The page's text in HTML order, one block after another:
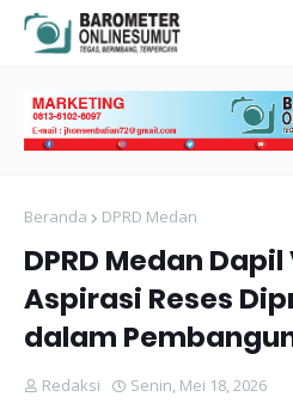
Beranda DPRD Medan
DPRD Medan
Aspirasi Reses
dalam
Redaksi Senin, Mei 18, 2026